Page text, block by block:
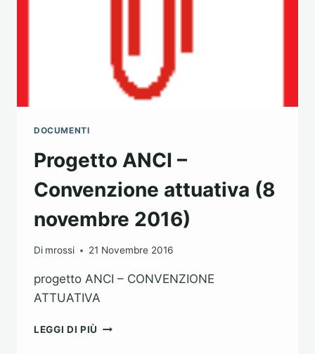
DOCUMENTI
Progetto ANCI –
Convenzione attuativa (8
novembre 2016)
Di mrossi 21 Novembre 2016
progetto ANCI – CONVENZIONE
ATTUATIVA
LEGGI DI PIÙ PROGETTO